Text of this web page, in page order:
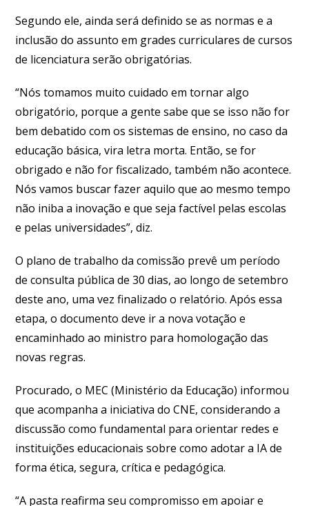
Segundo ele, ainda será definido se as normas e a
inclusão do assunto em grades curriculares de cursos
de licenciatura serão obrigatórias.
“Nós tomamos muito cuidado em tornar algo
obrigatório, porque a gente sabe que se isso não for
bem debatido com os sistemas de ensino, no caso da
educação básica, vira letra morta. Então, se for
obrigado e não for fiscalizado, também não acontece.
Nós vamos buscar fazer aquilo que ao mesmo tempo
não iniba a inovação e que seja factível pelas escolas
e pelas universidades”, diz.
O plano de trabalho da comissão prevê um período
de consulta pública de 30 dias, ao longo de setembro
deste ano, uma vez finalizado o relatório. Após essa
etapa, o documento deve ir a nova votação e
encaminhado ao ministro para homologação das
novas regras.
Procurado, o MEC (Ministério da Educação) informou
que acompanha a iniciativa do CNE, considerando a
discussão como fundamental para orientar redes e
instituições educacionais sobre como adotar a IA de
forma ética, segura, crítica e pedagógica.
“A pasta reafirma seu compromisso em apoiar e